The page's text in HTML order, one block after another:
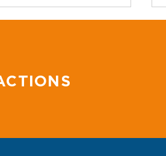
s'engage avec le